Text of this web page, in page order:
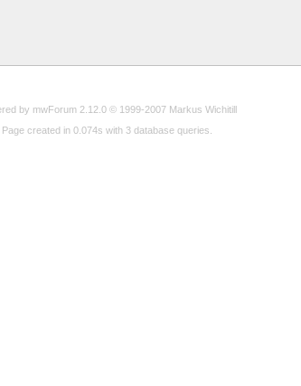
by mwForum 2.12.0 © 1999-2007 Markus Wichitill
Page created in 0.074s with 3 database queries.